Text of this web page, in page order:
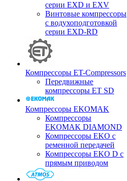
серии EXD и EXV
Винтовые компрессоры
с водухоподготовкой
серии EXD-RD
Компрессоры ET-Compressors
Передвижные
компрессоры ET SD
Компрессоры EKOMAK
Компрессоры
EKOMAK DIAMOND
Компрессоры EKO c
ременной передачей
Компрессоры EKO D с
прямым приводом